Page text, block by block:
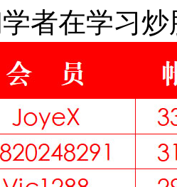
者在学习